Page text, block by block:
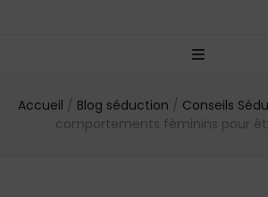
Accueil / Blog séduction / Conseils
comportements féminins pour